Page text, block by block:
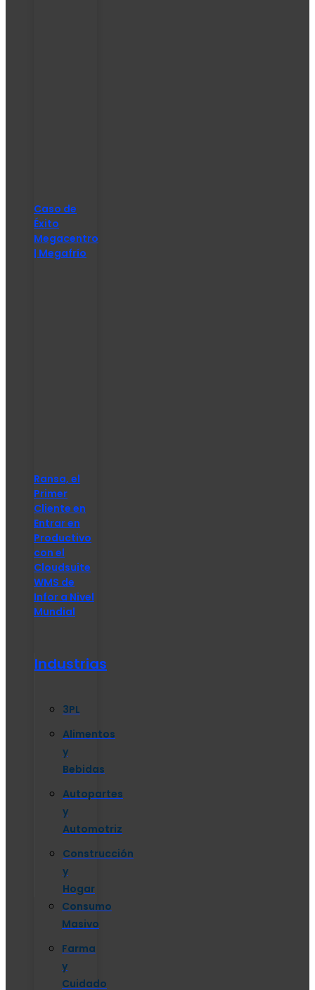
Caso de
Éxito
Megacentro
| Megafrío
Ransa, el
Primer
Cliente en
Entrar en
Productivo
con el
Cloudsuite
WMS de
Infor a Nivel
Mundial
Industrias
3PL
Alimentos
y
Bebidas
Autopartes
y
Automotriz
Construcción
y
Hogar
Consumo
Masivo
Farma
y
Cuidado